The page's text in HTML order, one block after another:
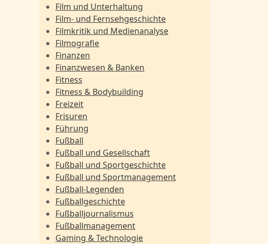
Film und Unterhaltung
Film- und Fernsehgeschichte
Filmkritik und Medienanalyse
Filmografie
Finanzen
Finanzwesen & Banken
Fitness
Fitness & Bodybuilding
Freizeit
Frisuren
Führung
Fußball
Fußball und Gesellschaft
Fußball und Sportgeschichte
Fußball und Sportmanagement
Fußball-Legenden
Fußballgeschichte
Fußballjournalismus
Fußballmanagement
Gaming & Technologie